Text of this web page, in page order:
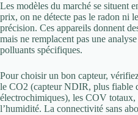
Les modèles du marché se situent
prix, on ne détecte pas le radon ni
précision. Ces appareils donnent
mais ne remplacent pas une
polluants spécifiques.
Pour choisir un bon capteur,
le CO2 (capteur NDIR, plus fiable
électrochimiques), les COV totaux,
l’humidité. La connectivité sans